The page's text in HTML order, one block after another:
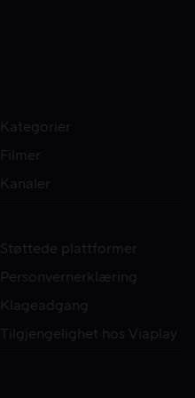
Kategorier
Filmer
Kanaler
Støttede plattformer
Personvernerklæring
Klageadgang
Tilgjengelighet hos Viaplay